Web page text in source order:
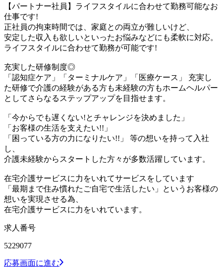
【パートナー社員】ライフスタイルに合わせて勤務可能なお
仕事です!
正社員の拘束時間では、家庭との両立が難しいけど、
安定した収入も欲しいといったお悩みなどにも柔軟に対応。
ライフスタイルに合わせて勤務が可能です!
充実した研修制度◎
「認知症ケア」「ターミナルケア」「医療ケース」 充実し
た研修で介護の経験がある方も未経験の方もホームヘルパー
としてさらなるステップアップを目指せます。
「今からでも遅くない!とチャレンジを決めました」
「お客様の生活を支えたい!!」
「困っている方の力になりたい!!」 等の想いを持って入社
し、
介護未経験からスタートした方々が多数活躍しています。
在宅介護サービスに力をいれてサービスをしています
「最期まで住み慣れたご自宅で生活したい」というお客様の
想いを実現させる為、
在宅介護サービスに力をいれています。
求人番号
5229077
応募画面に進む